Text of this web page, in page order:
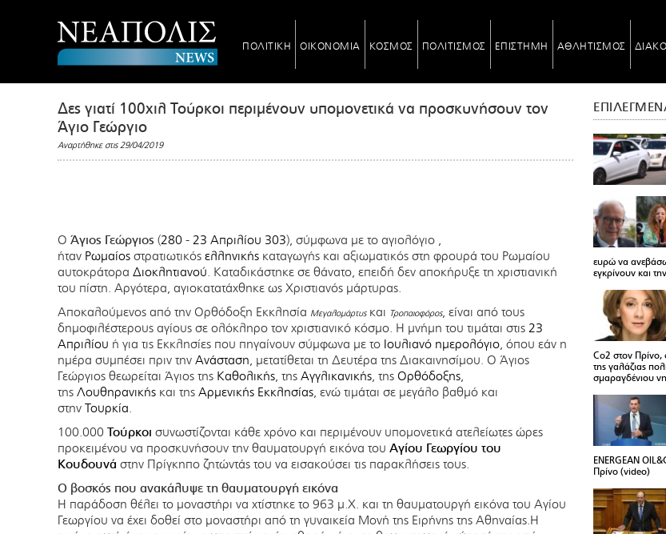
ΠΟΛΙΤΙΚΗ ΟΙΚΟΝΟΜΙΑ ΚΟΣΜΟΣ ΠΟΛΙΤΙΣΜΟΣ ΕΠΙΣΤΗΜΗ ΑΘΛΗΤΙΣΜΟΣ
Δες γιατί 100χιλ Τούρκοι περιμένουν υπομονετικά να προσκυνήσουν τον
Άγιο Γεώργιο
Αναρτήθηκε στις 29/04/2019
Ο Άγιος Γεώργιος (280 - 23 Απριλίου 303), σύμφωνα με το αγιολόγιο ,
ήταν Ρωμαίος στρατιωτικός ελληνικής καταγωγής και αξιωματικός στη φρουρά του Ρωμαίου
αυτοκράτορα Διοκλητιανού. Καταδικάστηκε σε θάνατο, επειδή δεν αποκήρυξε τη χριστιανική
του πίστη. Αργότερα, αγιοκατατάχθηκε ως Χριστιανός μάρτυρας.
Αποκαλούμενος από την Ορθόδοξη Εκκλησία Μεγαλομάρτυςκαι Τροπαιοφόρος, είναι από τους
δημοφιλέστερους αγίους σε ολόκληρο τον χριστιανικό κόσμο. Η μνήμη του τιμάται στις 23
Απριλίου ή για τις Εκκλησίες που πηγαίνουν σύμφωνα με το Ιουλιανό ημερολόγιο, όπου εάν η
ημέρα συμπέσει πριν την Ανάσταση, μετατίθεται τη Δευτέρα της Διακαινησίμου. Ο Άγιος
Γεώργιος θεωρείται Άγιος της Καθολικής, της Αγγλικανικής, της Ορθόδοξης,
της Λουθηρανικής και της Αρμενικής Εκκλησίας, ενώ τιμάται σε μεγάλο βαθμό και
στην Τουρκία.
100.000 Τούρκοι συνωστίζονται κάθε χρόνο και περιμένουν υπομονετικά ατελείωτες ώρες
προκειμένου να προσκυνήσουν την θαυματουργή εικόνα του Αγίου Γεωργίου του
Κουδουνά στην Πρίγκηπο ζητώντάς του να εισακούσει τις παρακλήσεις τους.
Ο βοσκός που ανακάλυψε τη θαυματουργή εικόνα
Η παράδοση θέλει το μοναστήρι να χτίστηκε το 963 μ.Χ. και τη θαυματουργή εικόνα του Αγίου
Γεωργίου να έχει δοθεί στο μοναστήρι από τη γυναικεία Μονή της Ειρήνης της Αθηναίας.Η
ευρώ να
εγκρίνουν και
Co2 στον Πρίνο,
της γαλάζιας
σμαραγδένιου
ENERGEAN
Πρίνο (video)